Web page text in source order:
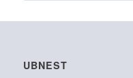
UBNEST